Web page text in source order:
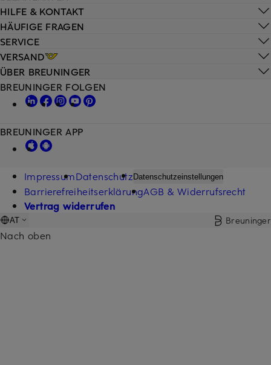
HILFE & KONTAKT
HÄUFIGE FRAGEN
SERVICE
VERSAND
ÜBER BREUNINGER
BREUNINGER FOLGEN
BREUNINGER APP
ImpressumDatenschutz Datenschutzeinstellungen
BarrierefreiheitserklärungAGB & Widerrufsrecht
Vertrag widerrufen
AT Breuninger
Nach oben